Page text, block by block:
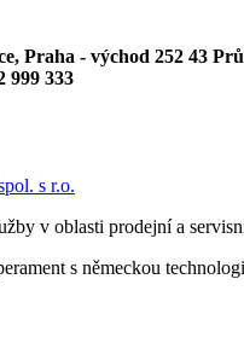
Praha - východ 252 43
333
v oblasti prodejní a
s německou